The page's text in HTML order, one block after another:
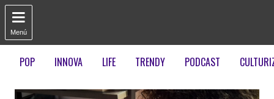

Menú
POP INNOVA LIFE TRENDY PODCAST